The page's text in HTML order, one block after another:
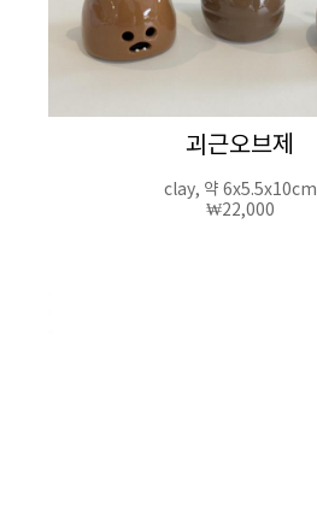
괴근오브제
clay, 약 6x5.5x10cm
₩22,000